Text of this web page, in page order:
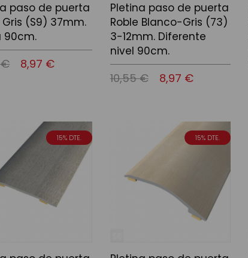
paso de puerta
Gris (S9) 37mm.
90cm.
€ 8,97 €
Pletina paso de puerta
Roble Blanco-Gris (73)
3-12mm. Diferente
nivel 90cm.
10,55 € 8,97 €
Afegir a la cistella
15% DTE. 15% DTE.